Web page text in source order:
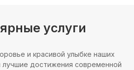
услуги
и красивой улыбке наших
лучшие достижения современной